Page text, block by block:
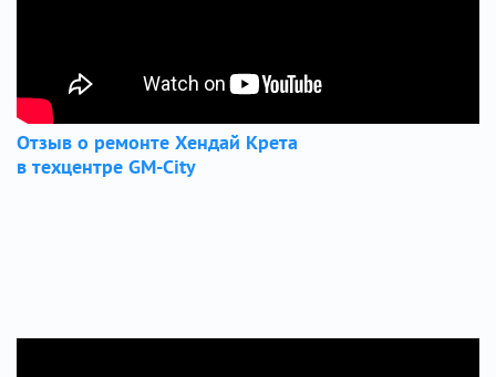
Отзыв о ремонте Хендай Крета
в техцентре GM-City